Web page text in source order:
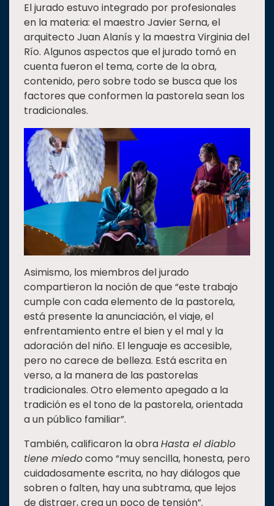
El jurado estuvo integrado por profesionales
en la materia: el maestro Javier Serna, el
arquitecto Juan Alanís y la maestra Virginia del
Río. Algunos aspectos que el jurado tomó en
cuenta fueron el tema, corte de la obra,
contenido, pero sobre todo se busca que los
factores que conformen la pastorela sean los
tradicionales.
Asimismo, los miembros del jurado
compartieron la noción de que “este trabajo
cumple con cada elemento de la pastorela,
está presente la anunciación, el viaje, el
enfrentamiento entre el bien y el mal y la
adoración del niño. El lenguaje es accesible,
pero no carece de belleza. Está escrita en
verso, a la manera de las pastorelas
tradicionales. Otro elemento apegado a la
tradición es el tono de la pastorela, orientada
a un público familiar”.
También, calificaron la obraHasta el diablo
tiene miedocomo “muy sencilla, honesta, pero
cuidadosamente escrita, no hay diálogos que
sobren o falten, hay una subtrama, que lejos
de distraer, crea un poco de tensión”.